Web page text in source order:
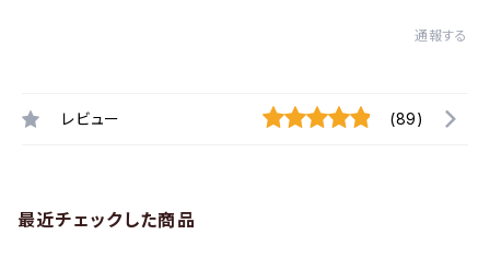
通報する
レビュー (89)
最近チェックした商品